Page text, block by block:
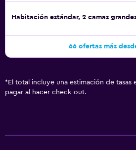
Habitación estándar, 2 camas
66 ofertas más
* El total incluye una estimación de tasas
pagar al hacer check-out.